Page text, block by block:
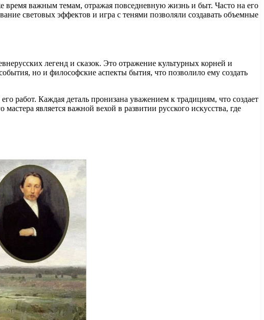
важным темам, отражая повседневную жизнь и быт. Часто на его
световых эффектов и игра с тенями позволяли создавать объемные
легенд и сказок. Это отражение культурных корней и
но и философские аспекты бытия, что позволило ему создать
работ. Каждая деталь пронизана уважением к традициям, что создает
является важной вехой в развитии русского искусства, где